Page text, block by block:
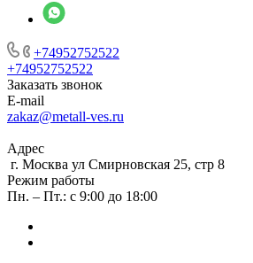
+74952752522
+74952752522
Заказать звонок
E-mail
zakaz@metall-ves.ru
Адрес
г. Москва ул Смирновская 25, стр 8
Режим работы
Пн. – Пт.: с 9:00 до 18:00